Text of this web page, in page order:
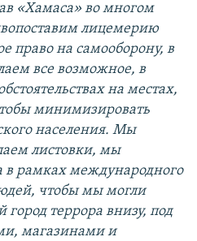
«Хамаса» во многом
лицемерию
на самооборону, в
все возможное, в
на местах,
минимизировать
населения. Мы
листовки, мы
в рамках международного
чтобы мы могли
террора внизу, под
магазинами и